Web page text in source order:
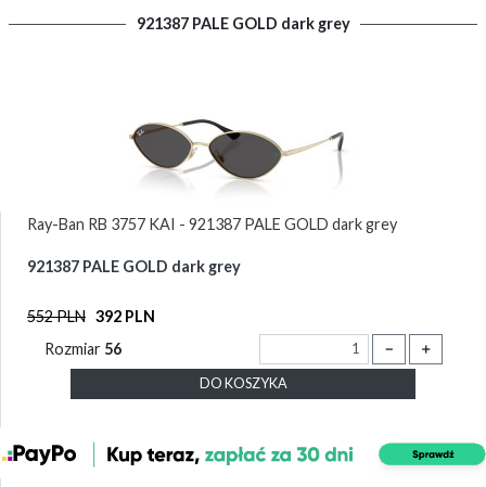
921387 PALE GOLD dark grey
Ray-Ban RB 3757 KAI - 921387 PALE GOLD dark grey
921387 PALE GOLD dark grey
552 PLN 392 PLN
Rozmiar 56 － ＋
DO KOSZYKA